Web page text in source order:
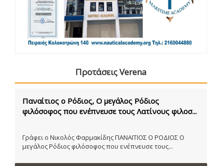
Προτάσεις Verena
Παναίτιος ο Ρόδιος, Ο μεγάλος Ρόδιος
φιλόσοφος που ενέπνευσε τους Λατίνους φιλοσ...
Γράφει ο Νικολός Φαρμακίδης ΠΑΝΑΙΤΙΟΣ Ο ΡΟΔΙΟΣ Ο
μεγάλος Ρόδιος φιλόσοφος που ενέπνευσε τους...